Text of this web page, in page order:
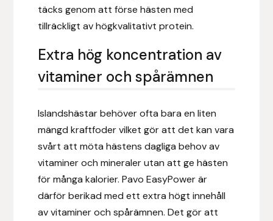
täcks genom att förse hästen med
tillräckligt av högkvalitativt protein.
Extra hög koncentration av
vitaminer och spårämnen
Islandshästar behöver ofta bara en liten
mängd kraftfoder vilket gör att det kan vara
svårt att möta hästens dagliga behov av
vitaminer och mineraler utan att ge hästen
för många kalorier. Pavo EasyPower är
därför berikad med ett extra högt innehåll
av vitaminer och spårämnen. Det gör att
Klisterdekaler.se
Ky Rotary Bit
Leovet
Lysi Ehf